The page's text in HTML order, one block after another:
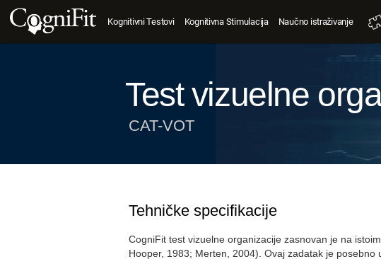
Kognitivni Testovi Kognitivna Stimulacija Naučno istraživanje
Test vizuelne
CAT-VOT
Tehničke specifikacije
CogniFit test vizuelne organizacije zasnovan je na
Hooper, 1983; Merten, 2004). Ovaj zadatak je